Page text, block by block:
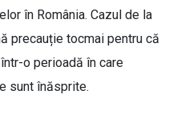
în România. Cazul de la
precauție tocmai pentru că
o perioadă în care
sunt înăsprite.